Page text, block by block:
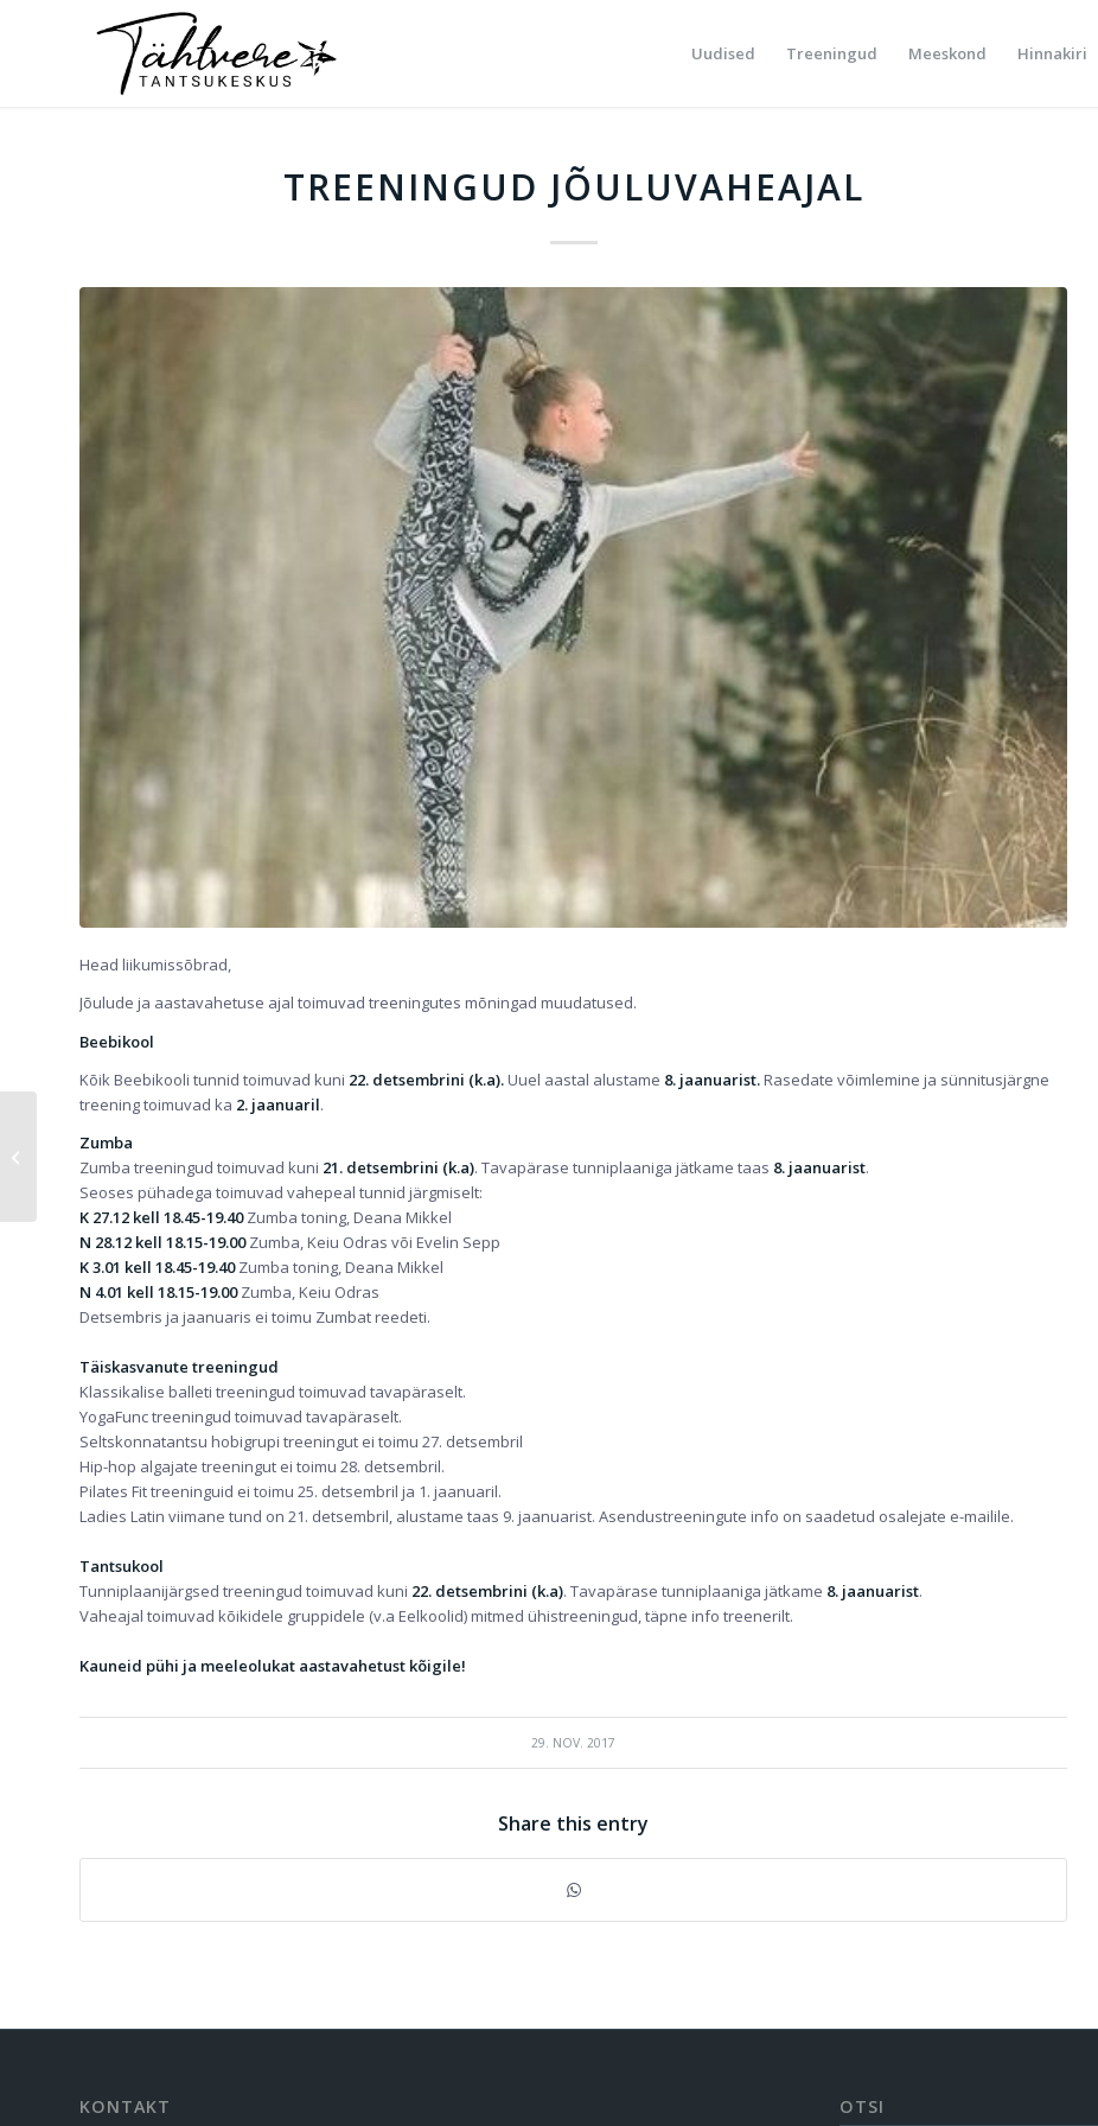
Uudised Treeningud Meeskond Hinnakiri
TREENINGUD JÕULUVAHEAJAL
Head liikumissõbrad,
Jõulude ja aastavahetuse ajal toimuvad treeningutes mõningad muudatused.
Beebikool
Kõik Beebikooli tunnid toimuvad kuni 22. detsembrini (k.a).Uuel aastal alustame 8. jaanuarist.Rasedate võimlemine ja sünnitusjärgne
treening toimuvad ka 2. jaanuaril.
Zumba
Zumba treeningud toimuvad kuni 21. detsembrini (k.a). Tavapärase tunniplaaniga jätkame taas 8. jaanuarist.
Seoses pühadega toimuvad vahepeal tunnid järgmiselt:
K 27.12 kell 18.45-19.40Zumba toning, Deana Mikkel
N 28.12 kell 18.15-19.00Zumba, Keiu Odras või Evelin Sepp
K 3.01 kell 18.45-19.40Zumba toning, Deana Mikkel
N 4.01 kell 18.15-19.00Zumba, Keiu Odras
Detsembris ja jaanuaris ei toimu Zumbat reedeti.
Täiskasvanute treeningud
Klassikalise balleti treeningud toimuvad tavapäraselt.
YogaFunc treeningud toimuvad tavapäraselt.
Seltskonnatantsu hobigrupi treeningut ei toimu 27. detsembril
Hip-hop algajate treeningut ei toimu 28. detsembril.
Pilates Fit treeninguid ei toimu 25. detsembril ja 1. jaanuaril.
Ladies Latin viimane tund on 21. detsembril, alustame taas 9. jaanuarist. Asendustreeningute info on saadetud osalejate e-mailile.
Tantsukool
Tunniplaanijärgsed treeningud toimuvad kuni 22. detsembrini (k.a). Tavapärase tunniplaaniga jätkame 8. jaanuarist.
Vaheajal toimuvad kõikidele gruppidele (v.a Eelkoolid) mitmed ühistreeningud, täpne info treenerilt.
Kauneid pühi ja meeleolukat aastavahetust kõigile!
29. NOV. 2017
Share this entry
KONTAKT OTSI
Gymnafest 2017 finaal
läbi tantsijate pilgu